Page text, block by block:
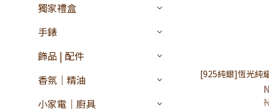
獨家禮盒
手錶
飾品 | 配件
香氛｜精油
小家電｜廚具
[925純銀]恆光純